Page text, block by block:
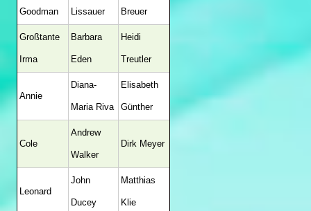
Goodman Lissauer Breuer
Großtante
Irma
Barbara
Eden
Heidi
Treutler
Annie
Diana-
Maria Riva
Elisabeth
Günther
Cole
Andrew
Walker
Dirk Meyer
Leonard
John
Ducey
Matthias
Klie